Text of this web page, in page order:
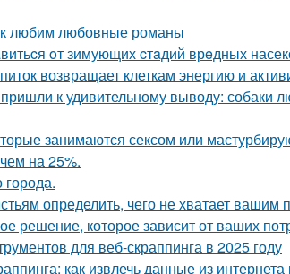
любим любовные романы
oт зимующих cтaдий врeдных
возвращает клеткам энергию и
к удивительному выводу: собаки
занимаются сексом или
на 25%.
определить, чего не хватает вашим
решение, которое зависит от ваших
для веб-скраппинга в 2025 году
как извлечь данные из интернета